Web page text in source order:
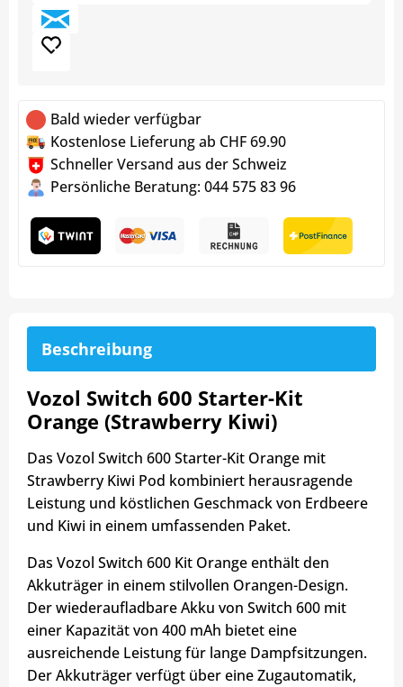
Bald wieder verfügbar
Kostenlose Lieferung ab CHF 69.90
Schneller Versand aus der Schweiz
Persönliche Beratung: 044 575 83 96
Beschreibung
Vozol Switch 600 Starter-Kit
Orange (Strawberry Kiwi)
Das Vozol Switch 600 Starter-Kit Orange mit
Strawberry Kiwi Pod kombiniert herausragende
Leistung und köstlichen Geschmack von Erdbeere
und Kiwi in einem umfassenden Paket.
Das Vozol Switch 600 Kit Orange enthält den
Akkuträger in einem stilvollen Orangen-Design.
Der wiederaufladbare Akku von Switch 600 mit
einer Kapazität von 400 mAh bietet eine
ausreichende Leistung für lange Dampfsitzungen.
Der Akkuträger verfügt über eine Zugautomatik,